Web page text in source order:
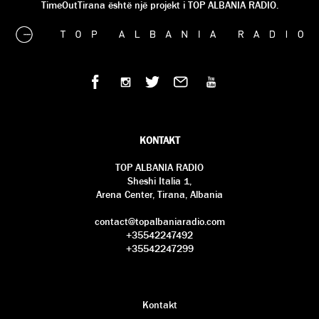
TimeOutTirana është një projekt i TOP ALBANIA RADIO.
KONTAKT
TOP ALBANIA RADIO
Sheshi Italia 1,
Arena Center, Tirana, Albania
contact@topalbaniaradio.com
+35542247492
+35542247299
Kontakt